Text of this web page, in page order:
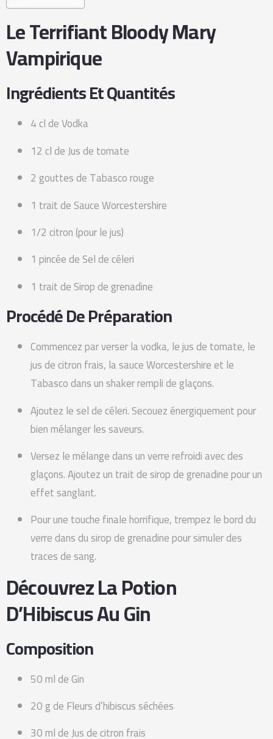
Le Terrifiant Bloody Mary
Vampirique
Ingrédients Et Quantités
4 cl de Vodka
12 cl de Jus de tomate
2 gouttes de Tabasco rouge
1 trait de Sauce Worcestershire
1/2 citron (pour le jus)
1 pincée de Sel de céleri
1 trait de Sirop de grenadine
Procédé De Préparation
Commencez par verser la vodka, le jus de tomate, le
jus de citron frais, la sauce Worcestershire et le
Tabasco dans un shaker rempli de glaçons.
Ajoutez le sel de céleri. Secouez énergiquement pour
bien mélanger les saveurs.
Versez le mélange dans un verre refroidi avec des
glaçons. Ajoutez un trait de sirop de grenadine pour un
effet sanglant.
Pour une touche finale horrifique, trempez le bord du
verre dans du sirop de grenadine pour simuler des
traces de sang.
Découvrez La Potion
D’Hibiscus Au Gin
Composition
50 ml de Gin
20 g de Fleurs d’hibiscus séchées
30 ml de Jus de citron frais